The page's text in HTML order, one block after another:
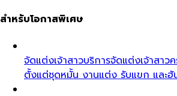
สำหรับโอกาสพิเศษ
จัดแต่งเจ้าสาวบริการจัดแต่งเจ้าสาว
ตั้งแต่ชุดหมั้น งานแต่ง รับแขก และฮั